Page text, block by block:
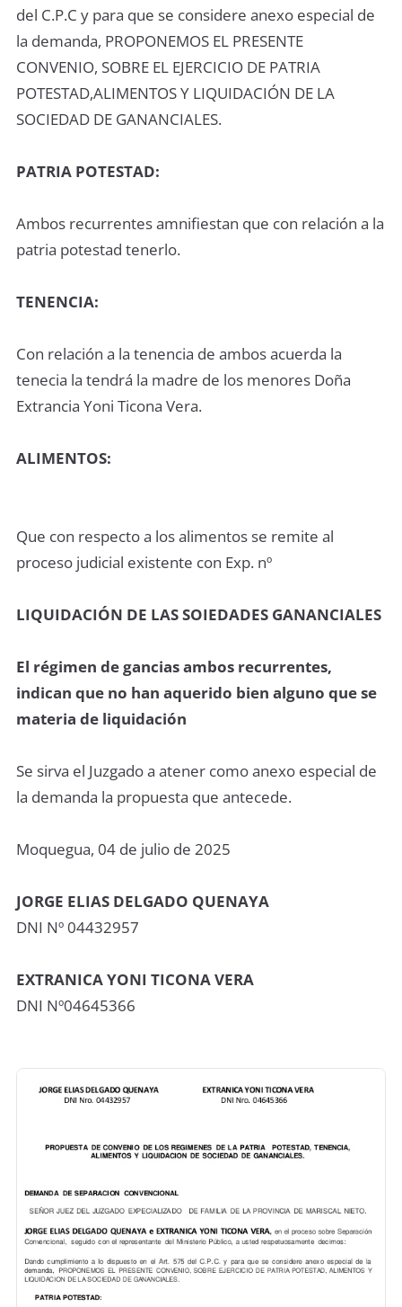
del C.P.C y para que se considere anexo especial de
la demanda, PROPONEMOS EL PRESENTE
CONVENIO, SOBRE EL EJERCICIO DE PATRIA
POTESTAD,ALIMENTOS Y LIQUIDACIÓN DE LA
SOCIEDAD DE GANANCIALES.
PATRIA POTESTAD:
Ambos recurrentes amnifiestan que con relación a la
patria potestad tenerlo.
TENENCIA:
Con relación a la tenencia de ambos acuerda la
tenecia la tendrá la madre de los menores Doña
Extrancia Yoni Ticona Vera.
ALIMENTOS:
Que con respecto a los alimentos se remite al
proceso judicial existente con Exp. nº
LIQUIDACIÓN DE LAS SOIEDADES GANANCIALES
El régimen de gancias ambos recurrentes,
indican que no han aquerido bien alguno que se
materia de liquidación
Se sirva el Juzgado a atener como anexo especial de
la demanda la propuesta que antecede.
Moquegua, 04 de julio de 2025
JORGE ELIAS DELGADO QUENAYA
DNI Nº 04432957
EXTRANICA YONI TICONA VERA
DNI Nº04645366